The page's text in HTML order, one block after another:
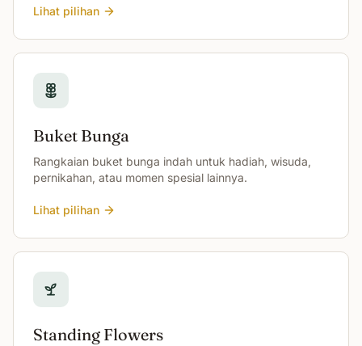
Lihat pilihan
Buket Bunga
Rangkaian buket bunga indah untuk hadiah, wisuda,
pernikahan, atau momen spesial lainnya.
Lihat pilihan
Standing Flowers